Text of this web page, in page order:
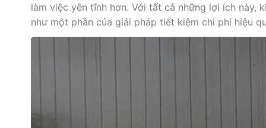
làm việc yên tĩnh hơn. Với tất cả những lợi ích này,
như một phần của giải pháp tiết kiệm chi phí hiệu